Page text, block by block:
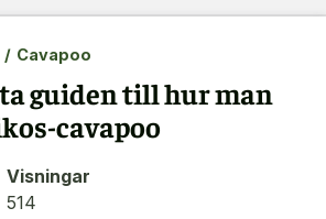
/ Cavapoo
guiden till hur man
cavapoo
Visningar
514